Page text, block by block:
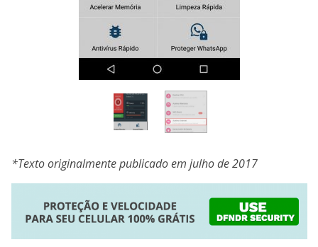
*Texto originalmente publicado em julho de 2017